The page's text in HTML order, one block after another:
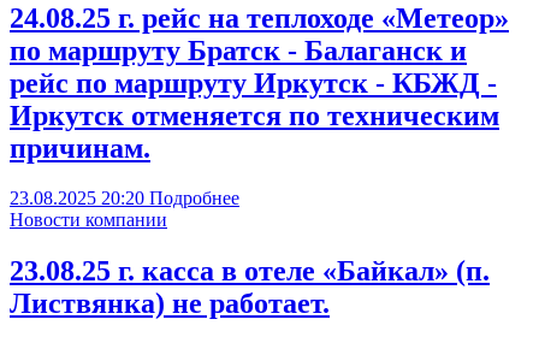
24.08.25 г. рейс на теплоходе «Метеор»
по маршруту Братск - Балаганск и
рейс по маршруту Иркутск - КБЖД -
Иркутск отменяется по техническим
причинам.
23.08.2025 20:20 Подробнее
Новости компании
23.08.25 г. касса в отеле «Байкал» (п.
Листвянка) не работает.